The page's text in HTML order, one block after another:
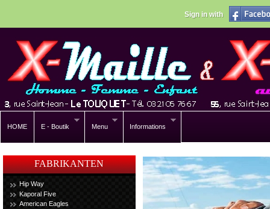
Sign in with
HOME E - Boutik Menu Informations
FABRIKANTEN
Hip Way
Kaporal Five
American Eagles